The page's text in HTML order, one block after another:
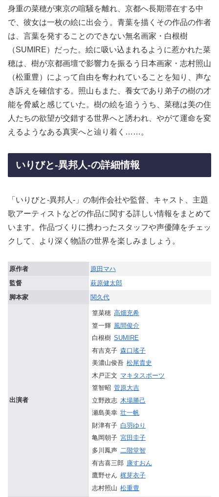
身重の菜穂が東京の喧騒を離れ、京都へ長期滞在する中
で、彼女は一枚の絵に出会う。青葉を描くその作品の作者
は、言葉を発することのできない無名画家・白根樹
（SUMIRE）だった。絵に吸い込まれるように惹かれた菜
穂は、樹が京都画壇で影響力を振るう日本画家・志村照山
（松重豊）によって自由を奪われていることを知り、声な
き訴えを確信する。照山もまた、養女であり弟子の樹の才
能を脅威と感じていた。樹の絵を追ううち、菜穂は美の住
人たちの欲望が交錯する世界へと誘われ、やがて運命を変
えるようなある真実へと辿り着く……。
いりびと-異邦人-の詳細情報
「いりびと-異邦人-」の制作会社や監督、キャスト、主題
歌アーティストなどの作品に関する詳しい情報をまとめて
います。作品づくりに携わったスタッフや声優陣をチェッ
クして、より深く物語の世界を楽しみましょう。
原作者
原田マハ
監督
萩原健太郎
脚本家
関久代
出演者
篁菜穂 高畑充希
篁一輝 風間俊介
白根樹 SUMIRE
有吉克子 森口瑤子
美濃山俊吾 松尾貴史
木戸正文 マキタスポーツ
篁智昭 菅原大吉
立野政志 木場勝己
瀬島美幸 壮一帆
財津有子 白羽ゆり
亀岡朝子 宮田圭子
多川鳳声 二階堂智
有吉喜三郎 康すおん
鷹野せん 梶芽衣子
志村照山 松重豊